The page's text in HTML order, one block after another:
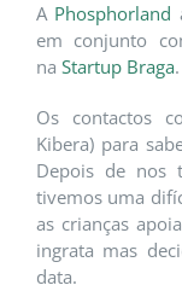
A Phosphorland
em conjunto
na Startup Braga.
Os contactos
Kibera) para
Depois de nos
tivemos uma
as crianças
ingrata mas
data.